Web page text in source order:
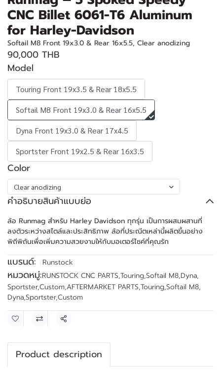
CNC Billet 6061-T6 Aluminum
for Harley-Davidson
Softail M8 Front 19x3.0 & Rear 16x5.5, Clear anodizing
90,000 THB
Model
Touring Front 19x3.5 & Rear 18x5.5
Softail M8 Front 19x3.0 & Rear 16x5.5
Dyna Front 19x3.0 & Rear 17x4.5
Sportster Front 19x2.5 & Rear 16x3.5
Color
Clear anodizing
คำอธิบายสินค้าแบบย่อ
ล้อ Runmag สำหรับ Harley Davidson ทุกรุ่น เป็นการผสมผสานที่
ลงตัวระหว่างสไตล์และประสิทธิภาพ ล้อที่ประณีตเหล่านี้ผลิตขึ้นอย่าง
พิถีพิถันเพื่อเพิ่มความสวยงามให้กับมอเตอร์ไซค์ที่คุณรัก
แบรนด์: Runstock
หมวดหมู่:RUNSTOCK CNC PARTS,Touring,Softail M8,Dyna,
Sportster,Custom,AFTERMARKET PARTS,Touring,Softail M8,
Dyna,Sportster,Custom
แชร์
Product description